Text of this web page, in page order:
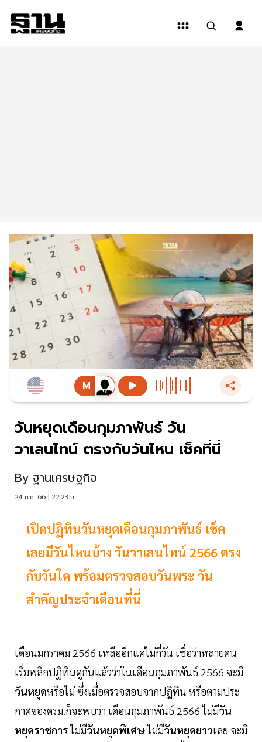
วันหยุดเดือนกุมภาพันธ์ วัน
วาเลนไทน์ ตรงกับวันไหน เช็คที่นี่
By ฐานเศรษฐกิจ
24 ม.ค. 66 | 22:23 น.
เปิดปฏิทินวันหยุดเดือนกุมภาพันธ์ เช็ค
เลยมีวันไหนบ้าง วันวาเลนไทน์ 2566 ตรง
กับวันใด พร้อมตรวจสอบวันพระ วัน
สำคัญประจำเดือนที่นี่
เดือนมกราคม 2566 เหลืออีกแค่ไม่กี่วัน เชื่อว่าหลายคน
เริ่มพลิกปฏิทินดูกันแล้วว่าในเดือนกุมภาพันธ์ 2566 จะมี
วันหยุดหรือไม่ ซึ่งเมื่อตรวจสอบจากปฏิทิน หรือตามประ
กาศของครม.ก็จะพบว่า เดือนกุมภาพันธ์ 2566 ไม่มีวัน
หยุดราชการไม่มีวันหยุดพิเศษไม่มีวันหยุดยาวเลย จะมี